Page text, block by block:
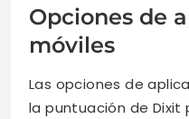
Opciones de
móviles
Las opciones de
la puntuación de Dixit